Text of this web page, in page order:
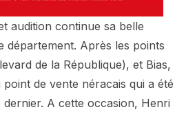
audition continue sa belle
département. Après les points
de la République), et Bias,
point de vente néracais qui a été
A cette occasion, Henri